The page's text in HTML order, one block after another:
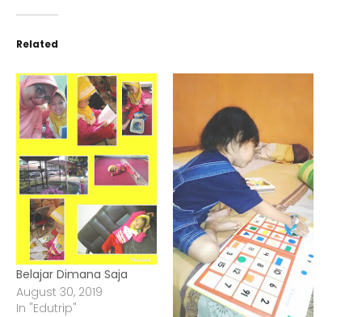
Related
Belajar Dimana Saja
August 30, 2019
In "Edutrip"